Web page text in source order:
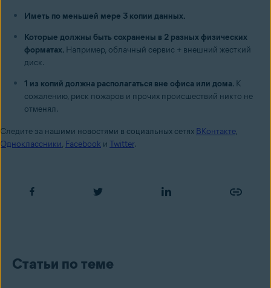
Иметь по меньшей мере 3 копии данных.
Которые должны быть сохранены в 2 разных физических
форматах. Например, облачный сервис + внешний жесткий
диск.
1 из копий должна располагаться вне офиса или дома. К
сожалению, риск пожаров и прочих происшествий никто не
отменял.
Следите за нашими новостями в социальных сетях ВКонтакте,
Одноклассники, Facebook и Twitter.
Статьи по теме